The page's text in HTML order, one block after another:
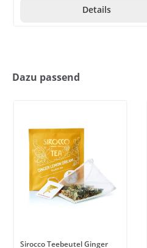
Details
Dazu passend
Sirocco Teebeutel Ginger